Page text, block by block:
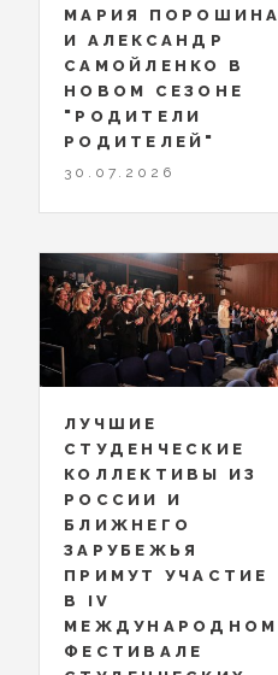
МАРИЯ ПОРОШИНА
И АЛЕКСАНДР
САМОЙЛЕНКО В
НОВОМ СЕЗОНЕ
"РОДИТЕЛИ
РОДИТЕЛЕЙ"
30.07.2026
ЛУЧШИЕ
СТУДЕНЧЕСКИЕ
КОЛЛЕКТИВЫ ИЗ
РОССИИ И
БЛИЖНЕГО
ЗАРУБЕЖЬЯ
ПРИМУТ УЧАСТИЕ
В IV
МЕЖДУНАРОДНОМ
ФЕСТИВАЛЕ